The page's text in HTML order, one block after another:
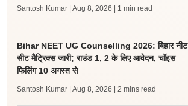
Santosh Kumar | Aug 8, 2026 | 1 min read
Bihar NEET UG Counselling 2026: बिहार नीट
सीट मैट्रिक्स जारी; राउंड 1, 2 के लिए आवेदन, चॉइस
फिलिंग 10 अगस्त से
Santosh Kumar | Aug 8, 2026 | 2 mins read